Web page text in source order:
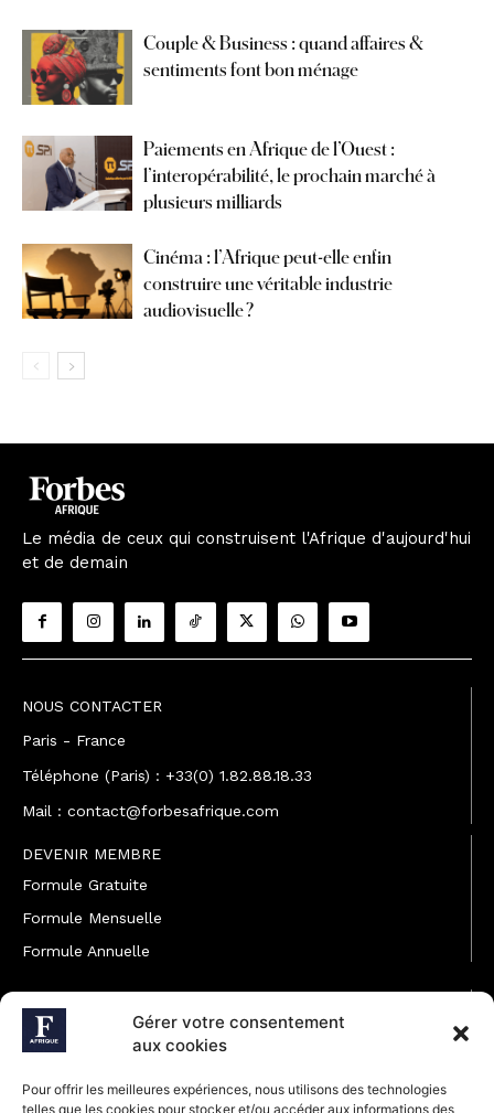
Gérer votre consentement
aux cookies
Pour offrir les meilleures expériences, nous utilisons des technologies
telles que les cookies pour stocker et/ou accéder aux informations des
Couple & Business : quand affaires &
sentiments font bon ménage
Paiements en Afrique de l’Ouest :
l’interopérabilité, le prochain marché à
plusieurs milliards
Cinéma : l’Afrique peut-elle enfin
construire une véritable industrie
audiovisuelle ?
Le média de ceux qui construisent l'Afrique d'aujourd'hui
et de demain
NOUS CONTACTER
Paris - France
Téléphone (Paris) : +33(0) 1.82.88.18.33
Mail : contact@forbesafrique.com
DEVENIR MEMBRE
Formule Gratuite
Formule Mensuelle
Formule Annuelle
JOINDRE L'ÉQUIPE
Rédaction
Développement commercial